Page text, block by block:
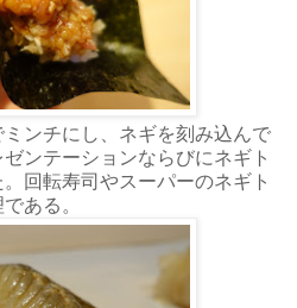
ンチにし、ネギを刻み込んで
ンテーションならびにネギト
回転寿司やスーパーのネギト
ある。